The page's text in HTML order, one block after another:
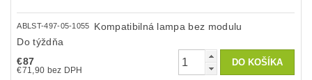
ABLST-497-05-1055
Kompatibilná lampa bez modulu
Do týždňa
€87
€71,90 bez DPH